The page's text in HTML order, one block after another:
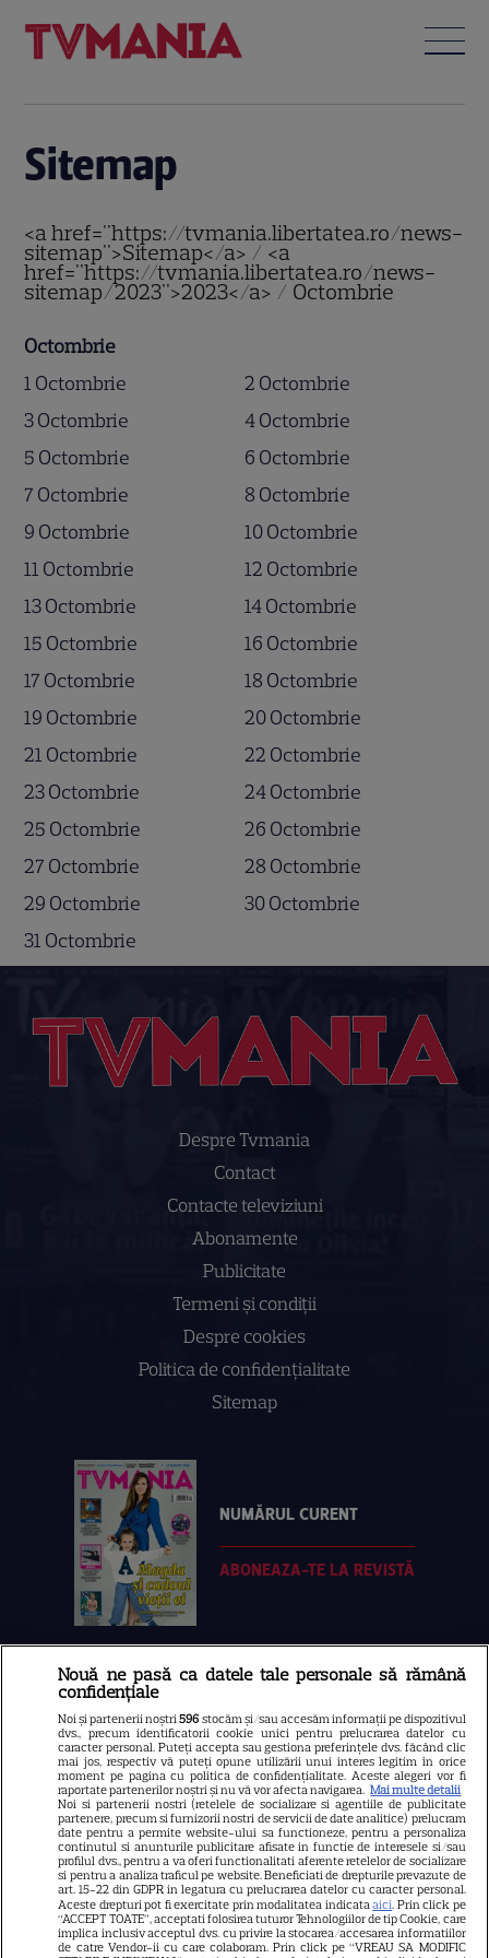
Sitemap
<a href="https://tvmania.libertatea.ro/news-
sitemap">Sitemap</a> / <a
href="https://tvmania.libertatea.ro/news-
sitemap/2023">2023</a> / Octombrie
Octombrie
1 Octombrie
2 Octombrie
3 Octombrie
4 Octombrie
5 Octombrie
6 Octombrie
7 Octombrie
8 Octombrie
9 Octombrie
10 Octombrie
11 Octombrie
12 Octombrie
13 Octombrie
14 Octombrie
15 Octombrie
16 Octombrie
17 Octombrie
18 Octombrie
19 Octombrie
20 Octombrie
21 Octombrie
22 Octombrie
23 Octombrie
24 Octombrie
25 Octombrie
26 Octombrie
27 Octombrie
28 Octombrie
29 Octombrie
30 Octombrie
31 Octombrie
Despre Tvmania
Contact
Contacte televiziuni
Abonamente
Publicitate
Termeni și condiții
Despre cookies
Politica de confidenţialitate
Sitemap
NUMĂRUL CURENT
ABONEAZA-TE LA REVISTĂ
Libertatea
Libertatea pentru femei
GSP
Știri mondene
Avantaje
Elle
Unica
Retete practice
Nouă ne pasă ca datele tale personale să rămână
confidențiale
Noi și partenerii noștri596 stocăm și/sau accesăm informații pe dispozitivul
dvs., precum identificatorii cookie unici pentru prelucrarea datelor cu
caracter personal. Puteți accepta sau gestiona preferințele dvs. făcând clic
mai jos, respectiv vă puteți opune utilizării unui interes legitim în orice
moment pe pagina cu politica de confidențialitate. Aceste alegeri vor fi
raportate partenerilor noștri și nu vă vor afecta navigarea. Mai multe detalii
Noi si partenerii nostri (retelele de socializare si agentiile de publicitate
partenere, precum si furnizorii nostri de servicii de date analitice) prelucram
date pentru a permite website-ului sa functioneze, pentru a personaliza
continutul si anunturile publicitare afisate in functie de interesele si/sau
profilul dvs., pentru a va oferi functionalitati aferente retelelor de socializare
si pentru a analiza traficul pe website. Beneficiati de drepturile prevazute de
art. 15-22 din GDPR in legatura cu prelucrarea datelor cu caracter personal.
Aceste drepturi pot fi exercitate prin modalitatea indicataaici. Prin click pe
“ACCEPT TOATE”, acceptati folosirea tuturor Tehnologiilor de tip Cookie, care
implica inclusiv acceptul dvs. cu privire la stocarea/accesarea informatiilor
de catre Vendor-ii cu care colaboram. Prin click pe “VREAU SA MODIFIC